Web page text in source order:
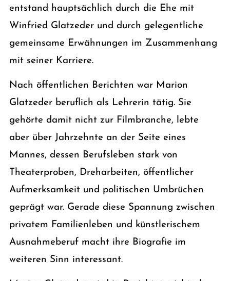
entstand hauptsächlich durch die Ehe mit
Winfried Glatzeder und durch gelegentliche
gemeinsame Erwähnungen im Zusammenhang
mit seiner Karriere.
Nach öffentlichen Berichten war Marion
Glatzeder beruflich als Lehrerin tätig. Sie
gehörte damit nicht zur Filmbranche, lebte
aber über Jahrzehnte an der Seite eines
Mannes, dessen Berufsleben stark von
Theaterproben, Dreharbeiten, öffentlicher
Aufmerksamkeit und politischen Umbrüchen
geprägt war. Gerade diese Spannung zwischen
privatem Familienleben und künstlerischem
Ausnahmeberuf macht ihre Biografie im
weiteren Sinn interessant.